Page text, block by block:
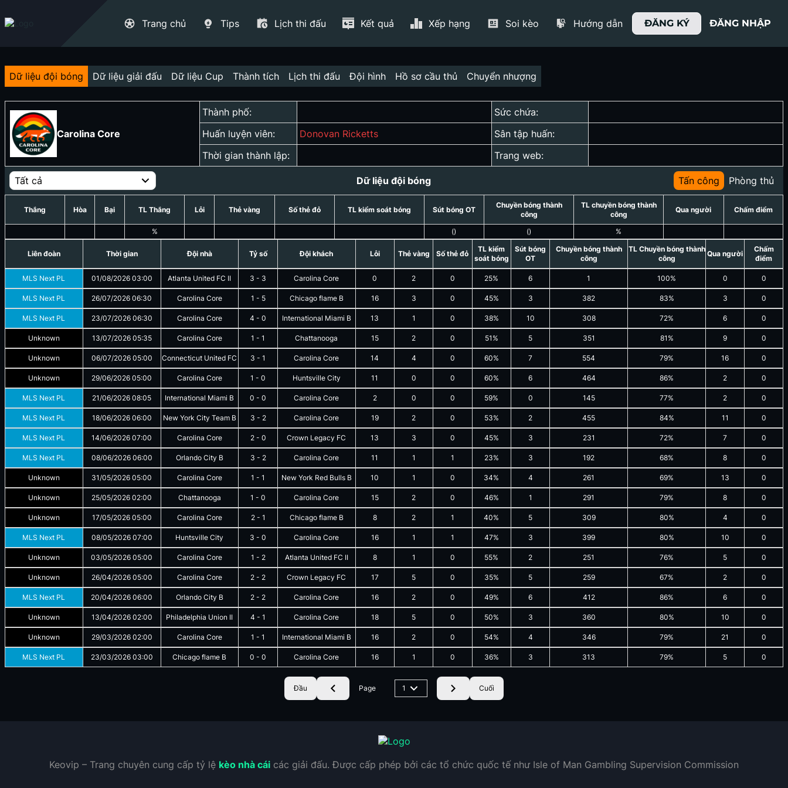
Trang chủ Tips Lịch thi đấu Kết quả Xếp hạng Soi kèo Hướng dẫn ĐĂNG KÝ ĐĂNG NHẬP
Dữ liệu đội bóng Dữ liệu giải đấu Dữ liệu Cup Thành tích Lịch thi đấu Đội hình Hồ sơ cầu thủ Chuyển nhượng
Carolina Core
Thành phố:
Sức chứa:
Huấn luyện viên:
Donovan Ricketts
Sân tập huấn:
Thời gian thành lập:
Trang web:
Tất cả Dữ liệu đội bóng Tấn công Phòng thủ
Thắng Hòa Bại TL Thắng
%
Lỗi Thẻ vàng Số thẻ đỏ TL kiểm soát bóng Sút bóng OT
()
Chuyền bóng thành
công
()
TL chuyền bóng thành
công
%
Qua người Chấm điểm
Liên đoàn Thời gian Đội nhà Tỷ số Đội khách Lỗi Thẻ vàng Số thẻ đỏ
TL kiểm
soát bóng
Sút bóng
OT
Chuyền bóng thành
công
TL Chuyền bóng thành
công
Qua người
Chấm
điểm
MLS Next PL 01/08/2026 03:00 Atlanta United FC II 3 - 3 Carolina Core 0 2 0 25% 6 1 100% 0 0
MLS Next PL 26/07/2026 06:30 Carolina Core 1 - 5 Chicago flame B 16 3 0 45% 3 382 83% 3 0
MLS Next PL 23/07/2026 06:30 Carolina Core 4 -0 International Miami B 13 1 0 38% 10 308 72% 6 0
Unknown 13/07/2026 05:35 Carolina Core 1 -1 Chattanooga 15 2 0 51% 5 351 81% 9 0
Unknown 06/07/2026 05:00 Connecticut United FC 3 -1 Carolina Core 14 4 0 60% 7 554 79% 16 0
Unknown 29/06/2026 05:00 Carolina Core 1 -0 Huntsville City 11 0 0 60% 6 464 86% 2 0
MLS Next PL 21/06/2026 08:05 International Miami B 0 -0 Carolina Core 2 0 0 59% 0 145 77% 2 0
MLS Next PL 18/06/2026 06:00 New York City Team B 3 - 2 Carolina Core 19 2 0 53% 2 455 84% 11 0
MLS Next PL 14/06/2026 07:00 Carolina Core 2- 0 Crown Legacy FC 13 3 0 45% 3 231 72% 7 0
MLS Next PL 08/06/2026 06:00 Orlando City B 3 - 2 Carolina Core 11 1 1 23% 3 192 68% 8 0
Unknown 31/05/2026 05:00 Carolina Core 1 -1 New York Red Bulls B 10 1 0 34% 4 261 69% 13 0
Unknown 25/05/2026 02:00 Chattanooga 1 -0 Carolina Core 15 2 0 46% 1 291 79% 8 0
Unknown 17/05/2026 05:00 Carolina Core 2- 1 Chicago flame B 8 2 1 40% 5 309 80% 4 0
MLS Next PL 08/05/2026 07:00 Huntsville City 3 -0 Carolina Core 16 1 1 47% 3 399 80% 10 0
Unknown 03/05/2026 05:00 Carolina Core 1 - 2 Atlanta United FC II 8 1 0 55% 2 251 76% 5 0
Unknown 26/04/2026 05:00 Carolina Core 2 - 2 Crown Legacy FC 17 5 0 35% 5 259 67% 2 0
MLS Next PL 20/04/2026 06:00 Orlando City B 2 - 2 Carolina Core 16 2 0 49% 6 412 86% 6 0
Unknown 13/04/2026 02:00 Philadelphia Union II 4 -1 Carolina Core 18 5 0 50% 3 360 80% 10 0
Unknown 29/03/2026 02:00 Carolina Core 1 -1 International Miami B 16 2 0 54% 4 346 79% 21 0
MLS Next PL 23/03/2026 03:00 Chicago flame B 0 -0 Carolina Core 16 1 0 36% 3 313 79% 5 0
Đầu Page 1 Cuối
Keovip – Trang chuyên cung cấp tỷ lệ kèo nhà cái các giải đấu. Được cấp phép bởi các tổ chức quốc tế như Isle of Man Gambling Supervision Commission